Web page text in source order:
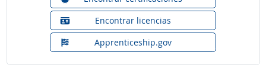
Encontrar licencias
Apprenticeship.gov